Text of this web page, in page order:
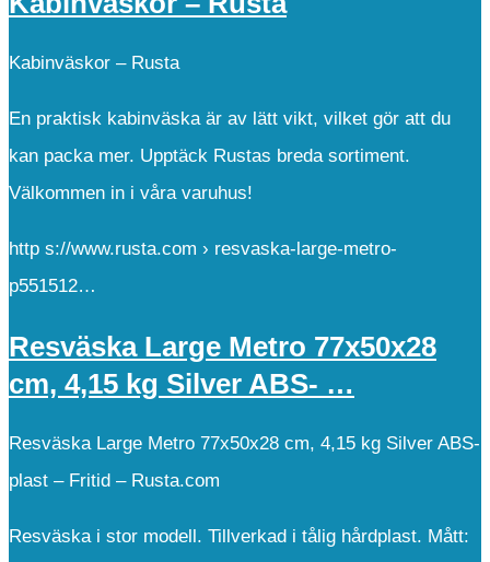
Kabinväskor – Rusta
En praktisk kabinväska är av lätt vikt, vilket gör att du
kan packa mer. Upptäck Rustas breda sortiment.
Välkommen in i våra varuhus!
http s://www.rusta.com › resvaska-large-metro-
p551512…
Resväska Large Metro 77x50x28
cm, 4,15 kg Silver ABS- …
Resväska Large Metro 77x50x28 cm, 4,15 kg Silver ABS-
plast – Fritid – Rusta.com
Resväska i stor modell. Tillverkad i tålig hårdplast. Mått: